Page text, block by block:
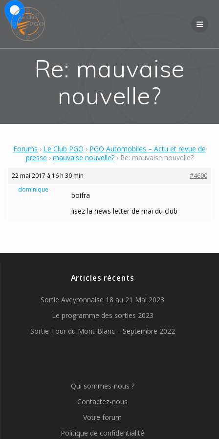
Re: mauvaise
nouvelle?
Forums › Le Club PGO › PGO Automobiles – Actu et revue de
presse › mauvaise nouvelle? › Re: mauvaise nouvelle?
22 mai 2017 à 16 h 30 min
#4600
dominique
boifra
lisez la news letter de mai du club
Articles récents
Sortie Aveyronnaise 18 au 21 Mai 2023
Le programme des sorties 2023
Sortie Tour du Mont-Blanc – Septembre 2022
Qui sommes-nous ?
Contactez-nous
Votre forum
Politique de confidentialité